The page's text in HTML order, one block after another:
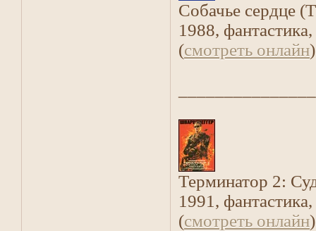
Собачье сердце
1988,
(смотреть онлайн)
Терминатор 2:
1991,
(смотреть онлайн)